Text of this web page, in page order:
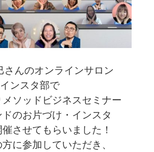
さんのオンラインサロン
ンスタ部で
メソッドビジネスセミナー
ドのお片づけ・インスタ
させてもらいました！
に参加していただき、